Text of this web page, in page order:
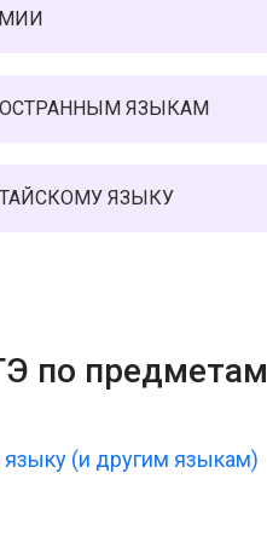
ЯЗЫКАМ
ЯЗЫКУ
по предметам
(и другим языкам)